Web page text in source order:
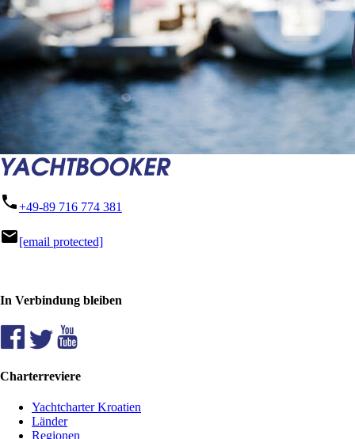
phone+49-89 716 774 381
mail[email protected]
In Verbindung bleiben
Charterreviere
Yachtcharter Kroatien
Länder
Regionen